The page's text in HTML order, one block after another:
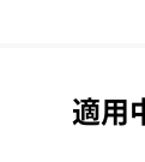
適用